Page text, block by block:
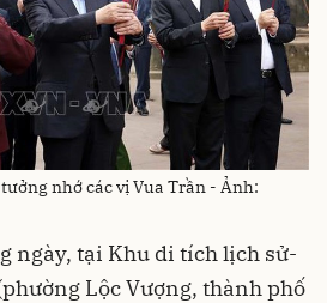
nhớ các vị Vua Trần - Ảnh:
ngày, tại Khu di tích lịch sử-
Lộc Vượng, thành phố